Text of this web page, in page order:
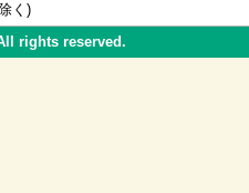
く)
rights reserved.